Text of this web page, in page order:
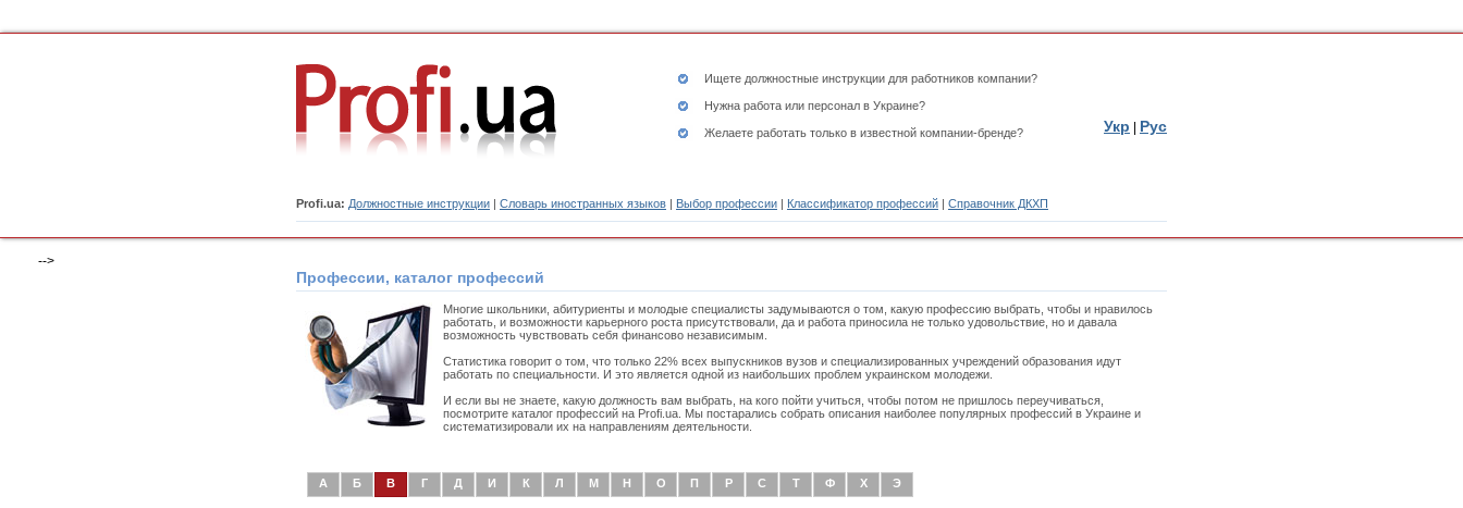
Ищете должностные инструкции для работников компании?
Нужна работа или персонал в Украине?
Желаете работать только в известной компании-бренде?
Profi.ua: Должностные инструкции | Словарь иностранных языков | Выбор профессии | Классификатор профессий | Справочник ДКХП
Укр Рус
-->
Профессии, каталог профессий
Многие школьники, абитуриенты и молодые специалисты задумываются о том, какую профессию выбрать, чтобы и нравилось
работать, и возможности карьерного роста присутствовали, да и работа приносила не только удовольствие, но и давала
возможность чувствовать себя финансово независимым.
Статистика говорит о том, что только 22% всех выпускников вузов и специализированных учреждений образования идут
работать по специальности. И это является одной из наибольших проблем украинском молодежи.
И если вы не знаете, какую должность вам выбрать, на кого пойти учиться, чтобы потом не пришлось переучиваться,
посмотрите каталог профессий на Profi.ua. Мы постарались собрать описания наиболее популярных профессий в Украине и
систематизировали их на направлениям деятельности.
А Б В Г Д И К Л М Н О П Р С Т Ф Х Э